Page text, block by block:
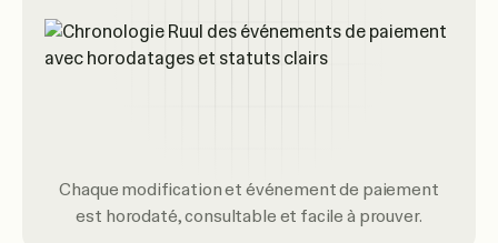
Chaque modification et événement de paiement
est horodaté, consultable et facile à prouver.